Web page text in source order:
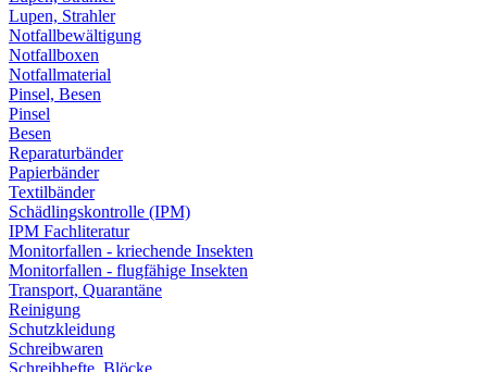
Lupen, Strahler
Notfallbewältigung
Notfallboxen
Notfallmaterial
Pinsel, Besen
Pinsel
Besen
Reparaturbänder
Papierbänder
Textilbänder
Schädlingskontrolle (IPM)
IPM Fachliteratur
Monitorfallen - kriechende Insekten
Monitorfallen - flugfähige Insekten
Transport, Quarantäne
Reinigung
Schutzkleidung
Schreibwaren
Schreibhefte, Blöcke